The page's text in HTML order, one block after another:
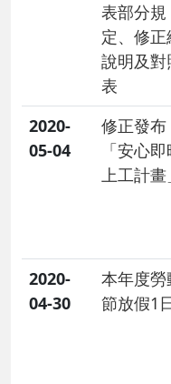
表部分規
定、修正
說明及對
表
2020-
05-04
修正發布
「安心
上工計畫
2020-
04-30
本年度勞
節放假1